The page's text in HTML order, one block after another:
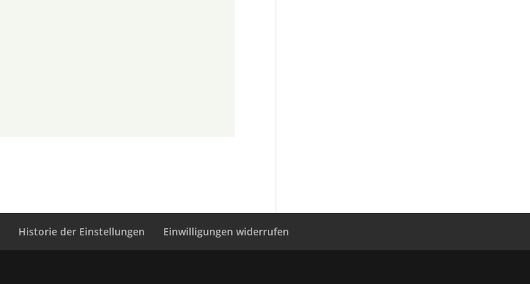
Historie der Einstellungen Einwilligungen widerrufen